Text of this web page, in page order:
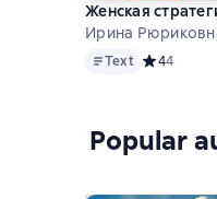
Женская
Ирина
TextText Средний
44
Popular